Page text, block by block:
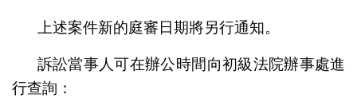
上述案件新的庭審日期將另行通知。
訴訟當事人可在辦公時間向初級法院辦事處進
行查詢：